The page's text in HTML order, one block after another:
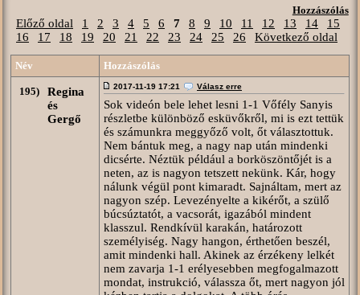
Hozzászólás
Előző oldal 1 2 3 4 5 6 7 8 9 10 11 12 13 14
15
16
17 18 19 20 21 22 23 24 25 26 Következő oldal
Név Hozzászólás
195)
Regina
és
Gergő
2017-11-19 17:21 Válasz erre
Sok videón bele lehet lesni 1-1 Vőfély Sanyis
részletbe különböző esküvőkről, mi is ezt tettük
és számunkra meggyőző volt, őt választottuk.
Nem bántuk meg, a nagy nap után mindenki
dicsérte. Néztük például a borköszöntőjét is a
neten, az is nagyon tetszett nekünk. Kár, hogy
nálunk végül pont kimaradt. Sajnáltam, mert az
nagyon szép. Levezényelte a kikérőt, a szülő
búcsúztatót, a vacsorát, igazából mindent
klasszul. Rendkívül karakán, határozott
személyiség. Nagy hangon, érthetően beszél,
amit mindenki hall. Akinek az érzékeny lelkét
nem zavarja 1-1 erélyesebben megfogalmazott
mondat, instrukció, válassza őt, mert nagyon jól